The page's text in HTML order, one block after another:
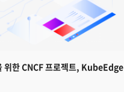
위한 CNCF 프로젝트, KubeEdge